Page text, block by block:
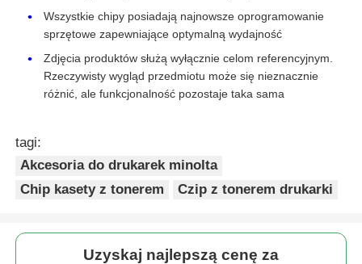
Xerox Toner Chip
Układ scalony do tonera Lexmark
Chip do tonera Samsung
Układ scalony do tonera Canon
C25/Develop
ineo+ 25
TNP27C(A0X5433)
Minolta bizhub
C25/Develop
6 tys C
TNP27M(A0X5333)
C25/Develop
Wszystkie chipy posiadają najnowsze oprogramowanie
sprzętowe zapewniające optymalną wydajność
Zdjęcia produktów służą wyłącznie celom referencyjnym.
Rzeczywisty wygląd przedmiotu może się nieznacznie
różnić, ale funkcjonalność pozostaje taka sama
tagi:
Akcesoria do drukarek minolta
Chip kasety z tonerem
Czip z tonerem drukarki
Uzyskaj najlepszą cenę za